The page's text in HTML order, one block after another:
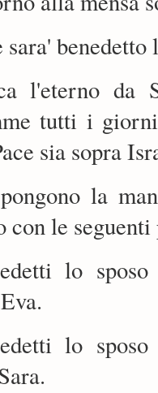
sara'
l'eterno da
tutti i
sia sopra
la
con le
lo
lo